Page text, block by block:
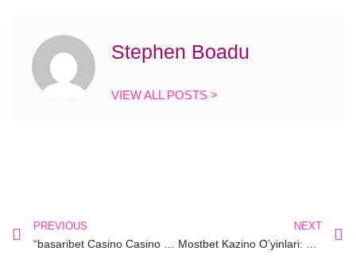
Stephen Boadu
VIEW ALL POSTS >
PREVIOUS NEXT